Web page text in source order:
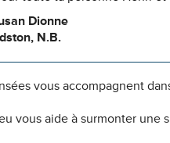
Dionne
N.B.
vous accompagnent
vous aide à surmonter une